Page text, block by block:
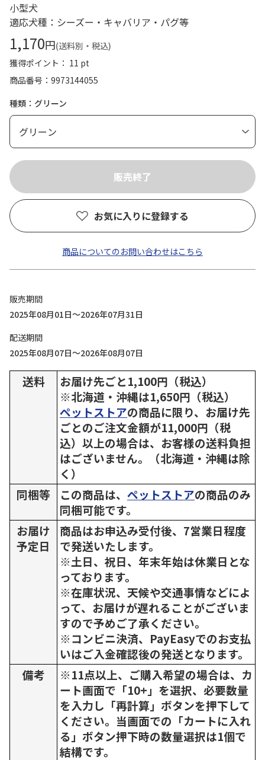
小型犬
適応犬種：シーズー・キャバリア・パグ等
1,170円(送料別・税込)
獲得ポイント： 11 pt
商品番号
9973144055
種類：グリーン
お気に入りに登録する
商品についてのお問い合わせはこちら
販売期間
2025年08月01日～2026年07月31日
配送期間
2025年08月07日～2026年08月07日
送料
お届け先ごと1,100円（税込）
※北海道・沖縄は1,650円（税込）
ペットストアの商品に限り、お届け先
ごとのご注文金額が11,000円（税
込）以上の場合は、お客様の送料負担
はございません。（北海道・沖縄は除
く）
同梱等
この商品は、 ペットストアの商品のみ
同梱可能です。
お届け
予定日
商品はお申込み受付後、7営業日程度
で発送いたします。
※土日、祝日、年末年始は休業日とな
っております。
※在庫状況、天候や交通事情などによ
って、お届けが遅れることがございま
すので予めご了承ください。
※コンビニ決済、PayEasyでのお支払
いはご入金確認後の発送となります。
備考
※11点以上、ご購入希望の場合は、カ
ート画面で「10+」を選択、必要数量
を入力し「再計算」ボタンを押下して
ください。当画面での「カートに入れ
る」ボタン押下時の数量選択は1個で
結構です。